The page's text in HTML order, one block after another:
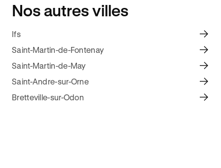
Nos autres villes
Ifs
Saint-Martin-de-Fontenay
Saint-Martin-de-May
Saint-Andre-sur-Orne
Bretteville-sur-Odon